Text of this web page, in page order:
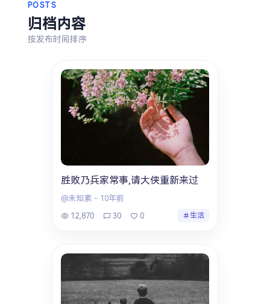
摄影
POSTS
归档内容
按发布时间排序
胜败乃兵家常事,请大侠重新来过
@未知素 - 10年前
12,870
30 0 生活